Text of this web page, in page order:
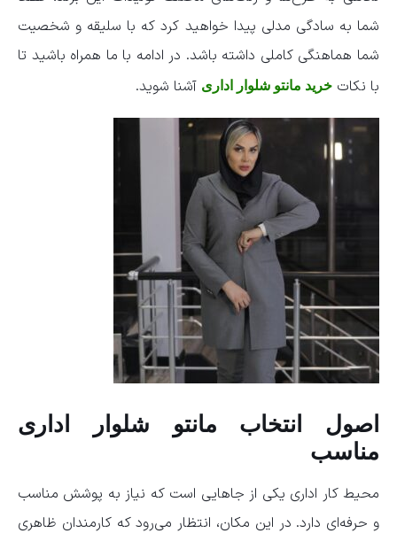
شما به سادگی مدلی پیدا خواهید کرد که با سلیقه و شخصیت
شما هماهنگی کاملی داشته باشد. در ادامه با ما همراه باشید تا
با نکات خرید مانتو شلوار اداری آشنا شوید.
اصول انتخاب مانتو شلوار اداری
مناسب
محیط کار اداری یکی از جاهایی است که نیاز به پوشش مناسب
و حرفه‌ای دارد. در این مکان، انتظار می‌رود که کارمندان ظاهری